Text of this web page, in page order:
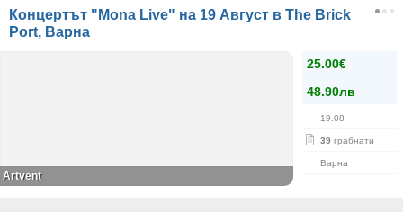
Концертът "Mona Live" на 19 Август в The Brick
Port, Варна
25.00€
48.90лв
19.08
39 грабнати
Варна
Artvent